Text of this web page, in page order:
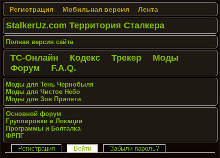
Регистрация Мобильная версия Лента
StalkerUz.com Территория Сталкера
Полная версия сайта
ТС-Онлайн Кодекс Трекер
Моды
Форум
F.A.Q.
Моды для Тень Чернобыля
Моды для Чистое Небо
Моды для Зов Припяти
Основной форум
Группировки и Локации
Программы и Болталка
ФРПГ
Регистрация
Войти Забыли пароль?